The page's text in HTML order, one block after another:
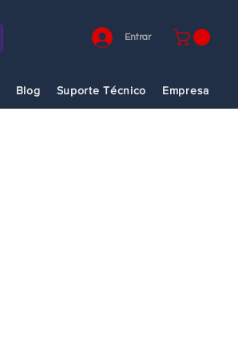
Entrar
Blog Suporte Técnico Empresa